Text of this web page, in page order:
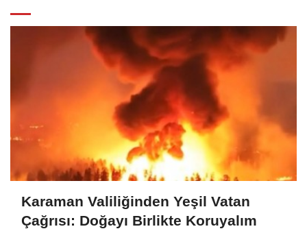
Karaman Valiliğinden Yeşil Vatan
Çağrısı: Doğayı Birlikte Koruyalım